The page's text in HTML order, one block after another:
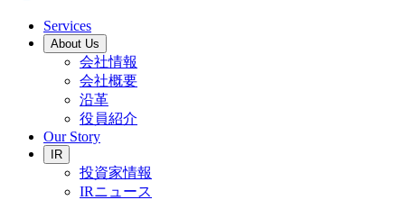
Services
About Us
会社情報
会社概要
沿革
役員紹介
Our Story
IR
投資家情報
IRニュース